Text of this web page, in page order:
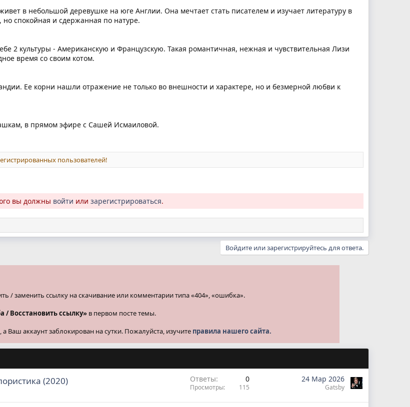
в небольшой деревушке на юге Англии. Она мечтает стать писателем и изучает литературу в
спокойная и сдержанная по натуре.
2 культуры - Американскую и Французскую. Такая романтичная, нежная и чувствительная Лизи
время со своим котом.
Ее корни нашли отражение не только во внешности и характере, но и безмерной любви к
в прямом эфире с Сашей Исмаиловой.
пользователей!
вы должны войти или зарегистрироваться.
Войдите или зарегистрируйтесь для ответа.
/ заменить ссылку на скачивание или комментарии типа «404», «ошибка».
/ Восстановить ссылку» в первом посте темы.
аккаунт заблокирован на сутки. Пожалуйста, изучите правила нашего сайта.
(2020) Ответы 0
Просмотры 115
24 Мар 2026
Gatsby